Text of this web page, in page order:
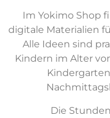
Im Yokimo Shop
digitale Materialien
Alle Ideen sind
Kindern im Alter
Die